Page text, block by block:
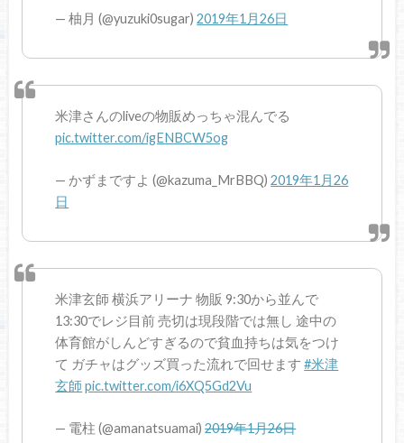
— 柚月 (@yuzuki0sugar)2019年1月26日
米津さんのliveの物販めっちゃ混んでる
pic.twitter.com/igENBCW5og
— かずまですよ (@kazuma_MrBBQ)2019年1月26
日
米津玄師 横浜アリーナ 物販 9:30から並んで
13:30でレジ目前 売切は現段階では無し 途中の
体育館がしんどすぎるので貧血持ちは気をつけ
て ガチャはグッズ買った流れで回せます#米津
玄師 pic.twitter.com/i6XQ5Gd2Vu
— 電柱 (@amanatsuamai)2019年1月26日